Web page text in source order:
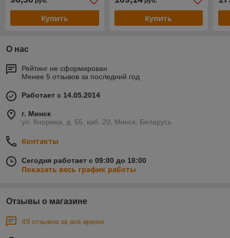
M, 2,8K
Купить
Bk, 3,5K
Купить
О нас
Рейтинг не сформирован
Менее 5 отзывов за последний год
Работает с 14.05.2014
г. Минск
ул. Кнорина, д. 55, каб. 20, Минск, Беларусь
Контакты
Сегодня работает с 09:00 до 18:00
Показать весь график работы
Отзывы о магазине
49 отзывов за всё время